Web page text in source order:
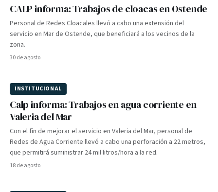
CALP informa: Trabajos de cloacas en Ostende
Personal de Redes Cloacales llevó a cabo una extensión del
servicio en Mar de Ostende, que beneficiará a los vecinos de la
zona.
30 de agosto
INSTITUCIONAL
Calp informa: Trabajos en agua corriente en
Valeria del Mar
Con el fin de mejorar el servicio en Valeria del Mar, personal de
Redes de Agua Corriente llevó a cabo una perforación a 22 metros,
que permitirá suministrar 24 mil litros/hora a la red.
18 de agosto